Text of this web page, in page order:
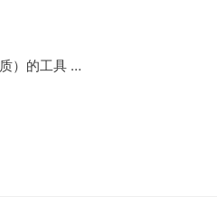
）的工具 …